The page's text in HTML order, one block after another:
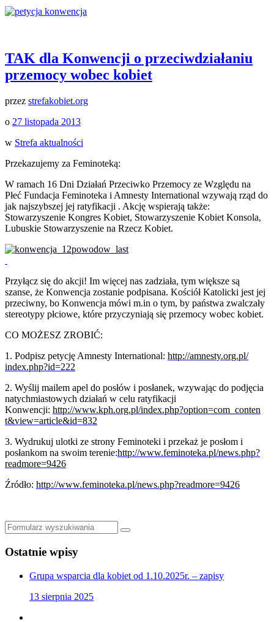
TAK dla Konwencji o przeciwdziałaniu
przemocy wobec kobiet
przez strefakobiet.org
o 27 listopada 2013
w Strefa aktualności
Przekazujemy za Feminoteką:
W ramach 16 Dni Działań Przeciwko Przemocy ze Względu na
Płeć Fundacja Feminoteka i Amnesty International wzywają rząd do
jak najszybszej jej ratyfikacji . Akcję wspierają także:
Stowarzyszenie Kongres Kobiet, Stowarzyszenie Kobiet Konsola,
Lubuskie Stowarzyszenie na Rzecz Kobiet.
Przyłącz się do akcji! Im więcej nas zadziała, tym większe są
szanse, że Konwencja zostanie podpisana. Kościół Katolicki jest jej
przeciwny, bo Konwencja mówi m.in o tym, by państwa zwalczały
stereotypy płciowe, które przyczyniają się przemocy wobec kobiet.
CO MOŻESZ ZROBIĆ:
1. Podpisz petycję Amnesty International: http://amnesty.org.pl/
index.php?id=222
2. Wyślij mailem apel do posłów i posłanek, wzywając do podjęcia
natychmiastowych działań w celu ratyfikacji
Konwencji: http://www.kph.org.pl/index.php?option=com_conten
t&view=article&id=832
3. Wydrukuj ulotki ze strony Feminoteki i przekaż je posłom i
posłankom na swoim terenie:http://www.feminoteka.pl/news.php?
readmore=9426
Źródło: http://www.feminoteka.pl/news.php?readmore=9426
Szukaj
Ostatnie wpisy
Grupa wsparcia dla kobiet od 1.10.2025r. – zapisy
13 sierpnia 2025